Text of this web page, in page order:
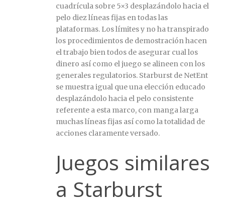
cuadrícula sobre 5×3 desplazándolo hacia el
pelo diez líneas fijas en todas las
plataformas. Los límites y no ha transpirado
los procedimientos de demostración hacen
el trabajo bien todos de asegurar cual los
dinero así­ como el juego se alineen con los
generales regulatorios. Starburst de NetEnt
se muestra igual que una elección educado
desplazándolo hacia el pelo consistente
referente a esta marco, con manga larga
muchas líneas fijas así­ como la totalidad de
acciones claramente versado.
Juegos similares
a Starburst